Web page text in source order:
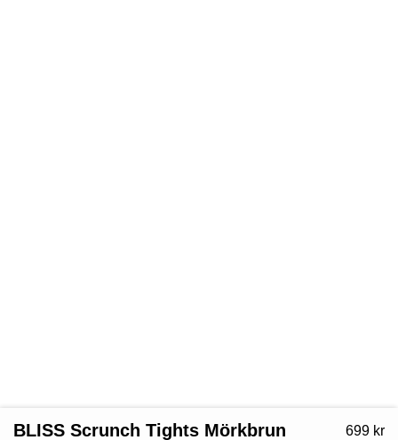
BLISS Scrunch Tights Mörkbrun 699 kr